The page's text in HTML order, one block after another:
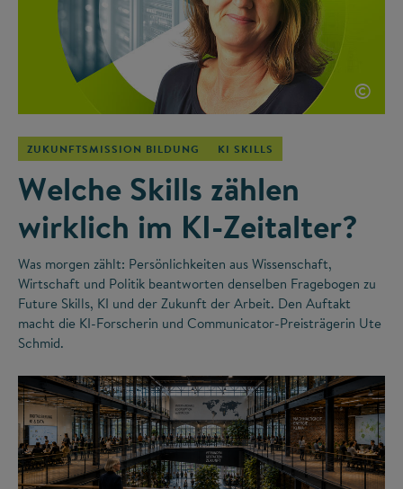
©
ZUKUNFTSMISSION BILDUNG KI SKILLS
Welche Skills zählen
wirklich im KI-Zeitalter?
Was morgen zählt: Persönlichkeiten aus Wissenschaft,
Wirtschaft und Politik beantworten denselben Fragebogen zu
Future Skills, KI und der Zukunft der Arbeit. Den Auftakt
macht die KI-Forscherin und Communicator-Preisträgerin Ute
Schmid.